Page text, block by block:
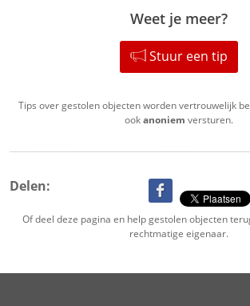
Weet je meer?
Stuur een tip
Tips over gestolen objecten worden vertrouwelijk
ookanoniem versturen.
Delen:
Of deel deze pagina en help gestolen objecten
rechtmatige eigenaar.